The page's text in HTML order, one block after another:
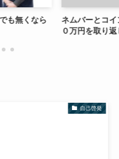
も無くなら
ネムバーとコイ
０万円を取り返
自己啓発